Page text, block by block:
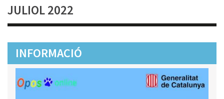
JULIOL 2022
INFORMACIÓ